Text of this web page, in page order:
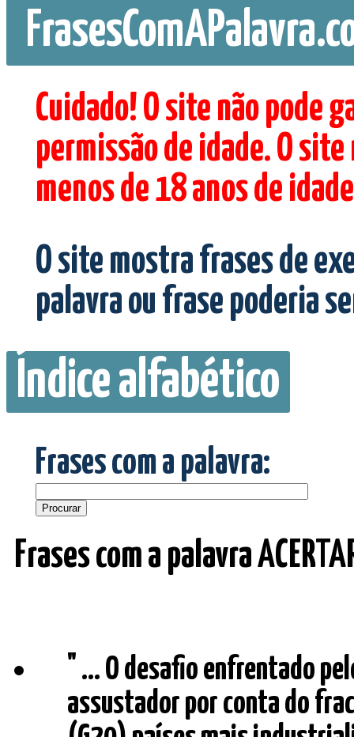
Cuidado! O site não pode
permissão de idade. O
menos de 18 anos de
O site mostra frases de
palavra ou frase poderia
Índice alfabético
Frases com a palavra:
Frases com a palavra
" ... O desafio enfrentado
assustador por conta do